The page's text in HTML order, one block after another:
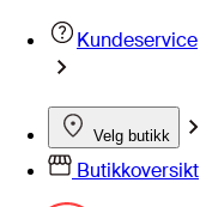
Kundeservice
Velg butikk
Butikkoversikt